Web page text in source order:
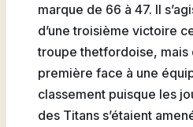
marque de 66 à 47. Il
d’une troisième victoire
troupe thetfordoise, mais
première face à une
classement puisque les
des Titans s’étaient